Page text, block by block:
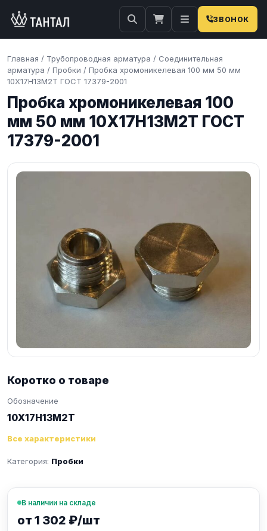
ЗВОНОК
Главная / Трубопроводная арматура / Соединительная
арматура / Пробки / Пробка хромоникелевая 100 мм 50 мм
10Х17Н13М2Т ГОСТ 17379-2001
Пробка хромоникелевая 100
мм 50 мм 10Х17Н13М2Т ГОСТ
17379-2001
Коротко о товаре
Обозначение
10Х17Н13М2Т
Все характеристики
Категория: Пробки
В наличии на складе
от 1 302 ₽/шт